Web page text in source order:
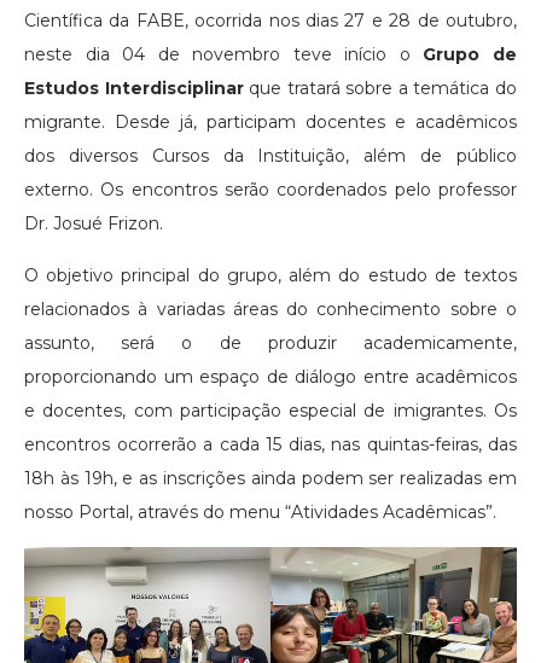
Científica da FABE, ocorrida nos dias 27 e 28 de outubro,
neste dia 04 de novembro teve início o Grupo de
Estudos Interdisciplinarque tratará sobre a temática do
migrante. Desde já, participam docentes e acadêmicos
dos diversos Cursos da Instituição, além de público
externo. Os encontros serão coordenados pelo professor
Dr. Josué Frizon.
O objetivo principal do grupo, além do estudo de textos
relacionados à variadas áreas do conhecimento sobre o
assunto, será o de produzir academicamente,
proporcionando um espaço de diálogo entre acadêmicos
e docentes, com participação especial de imigrantes. Os
encontros ocorrerão a cada 15 dias, nas quintas-feiras, das
18h às 19h, e as inscrições ainda podem ser realizadas em
nosso Portal, através do menu “Atividades Acadêmicas”.